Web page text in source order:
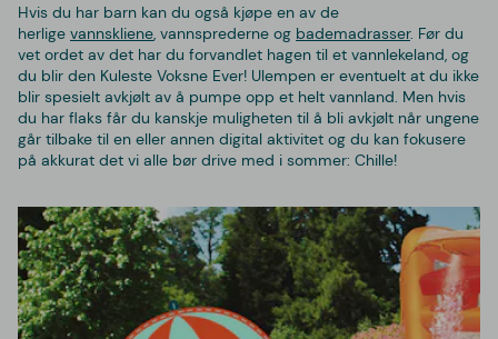
Hvis du har barn kan du også kjøpe en av de
herlige vannskliene , vannsprederne og bademadrasser. Før du
vet ordet av det har du forvandlet hagen til et vannlekeland, og
du blir den Kuleste Voksne Ever! Ulempen er eventuelt at du ikke
blir spesielt avkjølt av å pumpe opp et helt vannland. Men hvis
du har flaks får du kanskje muligheten til å bli avkjølt når ungene
går tilbake til en eller annen digital aktivitet og du kan fokusere
på akkurat det vi alle bør drive med i sommer: Chille!